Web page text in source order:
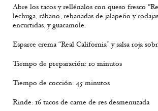
Abre los tacos y rellénalos con queso fresco
lechuga, rábano, rebanadas de jalapeño y
encurtidas, y guacamole.
Esparce crema “Real California” y salsa roja
Tiempo de preparación: 10 minutos
Tiempo de cocción: 45 minutos
Rinde: 16 tacos de carne de res desmenuzada